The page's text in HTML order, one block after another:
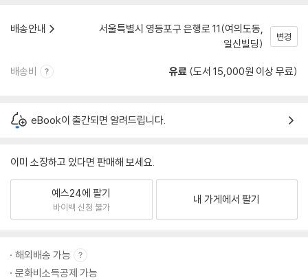
배송안내
서울특별시 영등포구 은행로 11(여의도동,
일신빌딩)
변경
배송비 유료 (도서 15,000원 이상 무료)
eBook이 출간되면 알려드립니다.
이미 소장하고 있다면 판매해 보세요.
예스24에 팔기
바이백 신청 불가
내 가게에서 팔기
해외배송 가능
문화비소득공제 가능